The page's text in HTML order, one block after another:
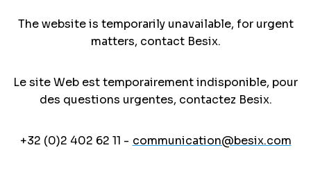
The website is temporarily unavailable, for urgent
matters, contact Besix.
Le site Web est temporairement indisponible, pour
des questions urgentes, contactez Besix.
+32 (0)2 402 62 11 - communication@besix.com